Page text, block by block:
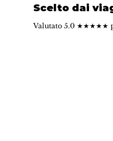
Scelto dai
Valutato 5.0 ★★★★★